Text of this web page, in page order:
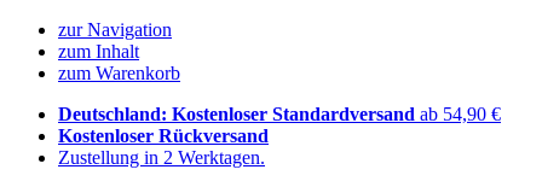
zur Navigation
zum Inhalt
zum Warenkorb
Deutschland: Kostenloser Standardversand ab 54,90 €
Kostenloser Rückversand
Zustellung in 2 Werktagen.